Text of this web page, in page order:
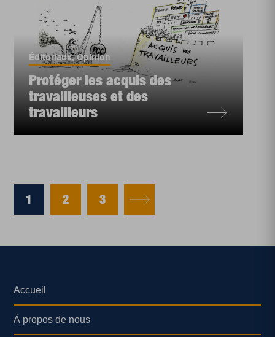
Éditoriaux,Opinion
Protéger les acquis des
travailleuses et des
travailleurs
1 2 3
Accueil
À propos de nous